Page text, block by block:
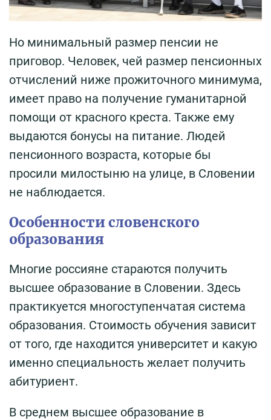
Но минимальный размер пенсии не
приговор. Человек, чей размер пенсионных
отчислений ниже прожиточного минимума,
имеет право на получение гуманитарной
помощи от красного креста. Также ему
выдаются бонусы на питание. Людей
пенсионного возраста, которые бы
просили милостыню на улице, в Словении
не наблюдается.
Особенности словенского
образования
Многие россияне стараются получить
высшее образование в Словении. Здесь
практикуется многоступенчатая система
образования. Стоимость обучения зависит
от того, где находится университет и какую
именно специальность желает получить
абитуриент.
В среднем высшее образование в